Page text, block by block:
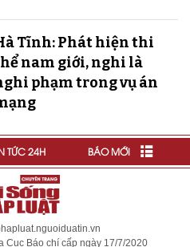
Tĩnh: Phát hiện thi
nam giới, nghi là
phạm trong vụ án
TỨC 24H BÁO MỚI
Cục Báo chí cấp ngày 17/7/2020